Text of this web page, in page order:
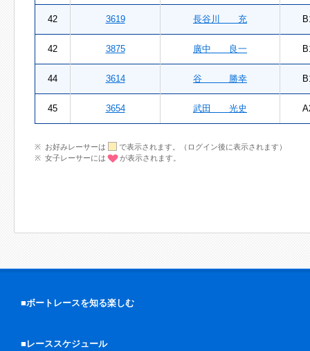
42 3619 長谷川 充
42 3875 廣中 良一
44 3614 谷 勝幸
45 3654 武田 光史
お好みレーサーは
で表示されます。（ログイン後に表示されます）
女子レーサーには
が表示されます。
■ボートレースを知る楽しむ
■レーススケジュール